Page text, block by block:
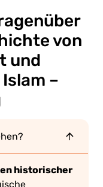
über
von
und
–
historischer